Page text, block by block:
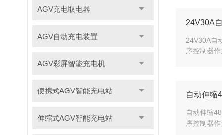
AGV充电取电器
AGV自动充电装置
AGV彩屏智能充电机
便携式AGV智能充电站
伸缩式AGV智能充电站
24V30A
24V30A自
序控制器
自动伸缩
自动伸缩
序控制器